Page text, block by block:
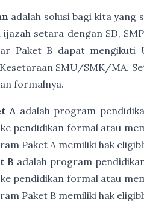
adalah solusi bagi kita yang
ijazah setara dengan SD,
Paket B dapat
SMU/SMK/MA.
formalnya.
A adalah program
pendidikan formal atau
Paket A memiliki hak
B adalah program
pendidikan formal atau
Paket B memiliki hak